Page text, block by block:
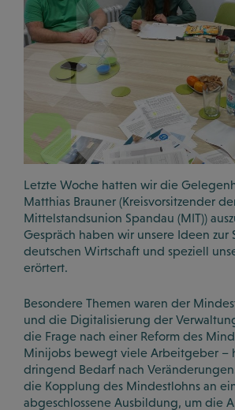
Letzte Woche hatten wir die
Matthias Brauner (Kreisvorsitzender
Mittelstandsunion Spandau (MIT))
Gespräch haben wir unsere Ideen zur
deutschen Wirtschaft und speziell
erörtert.
Besondere Themen waren der
und die Digitalisierung der
die Frage nach einer Reform des
Minijobs bewegt viele Arbeitgeber –
dringend Bedarf nach
die Kopplung des Mindestlohns an
abgeschlossene Ausbildung, um die